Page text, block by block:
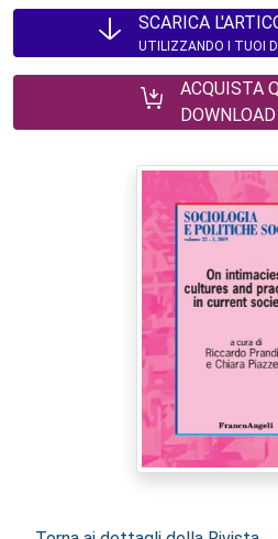
SCARICA
UTILIZZANDO I TUOI
ACQUISTA